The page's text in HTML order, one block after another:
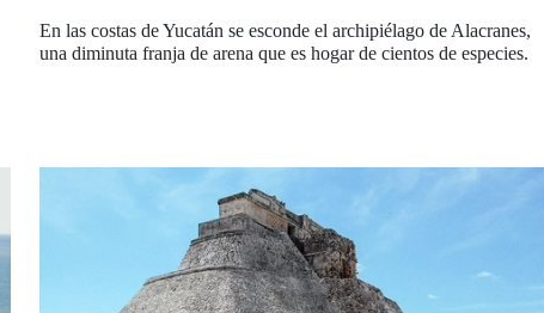
En las costas de Yucatán se esconde el archipiélago de Alacranes,
una diminuta franja de arena que es hogar de cientos de especies.